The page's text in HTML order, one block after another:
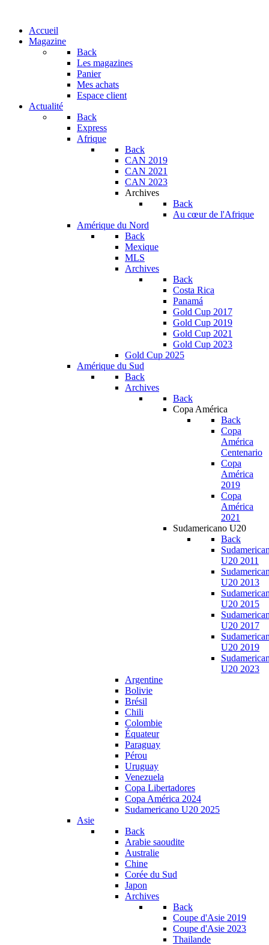
Accueil
Magazine
Back
Les magazines
Panier
Mes achats
Espace client
Actualité
Back
Express
Afrique
Back
CAN 2019
CAN 2021
CAN 2023
Archives
Back
Au cœur de l'Afrique
Amérique du Nord
Back
Mexique
MLS
Archives
Back
Costa Rica
Panamá
Gold Cup 2017
Gold Cup 2019
Gold Cup 2021
Gold Cup 2023
Gold Cup 2025
Amérique du Sud
Back
Archives
Back
Copa América
Back
Copa
América
Centenario
Copa
América
2019
Copa
América
2021
Sudamericano U20
Back
U20 2011
U20 2013
U20 2015
U20 2017
U20 2019
U20 2023
Argentine
Bolivie
Brésil
Chili
Colombie
Équateur
Paraguay
Pérou
Uruguay
Venezuela
Copa Libertadores
Copa América 2024
Sudamericano U20 2025
Asie
Back
Arabie saoudite
Australie
Chine
Corée du Sud
Japon
Archives
Back
Coupe d'Asie 2019
Coupe d'Asie 2023
Thailande